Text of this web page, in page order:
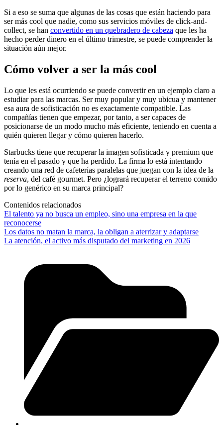
Si a eso se suma que algunas de las cosas que están haciendo para
ser más cool que nadie, como sus servicios móviles de click-and-
collect, se han convertido en un quebradero de cabeza que les ha
hecho perder dinero en el último trimestre, se puede comprender la
situación aún mejor.
Cómo volver a ser la más cool
Lo que les está ocurriendo se puede convertir en un ejemplo claro a
estudiar para las marcas. Ser muy popular y muy ubicua y mantener
esa aura de sofisticación no es exactamente compatible. Las
compañías tienen que empezar, por tanto, a ser capaces de
posicionarse de un modo mucho más eficiente, teniendo en cuenta a
quién quieren llegar y cómo quieren hacerlo.
Starbucks tiene que recuperar la imagen sofisticada y premium que
tenía en el pasado y que ha perdido. La firma lo está intentando
creando una red de cafeterías paralelas que juegan con la idea de la
reserva, del café gourmet. Pero ¿logrará recuperar el terreno comido
por lo genérico en su marca principal?
Contenidos relacionados
El talento ya no busca un empleo, sino una empresa en la que
reconocerse
Los datos no matan la marca, la obligan a aterrizar y adaptarse
La atención, el activo más disputado del marketing en 2026